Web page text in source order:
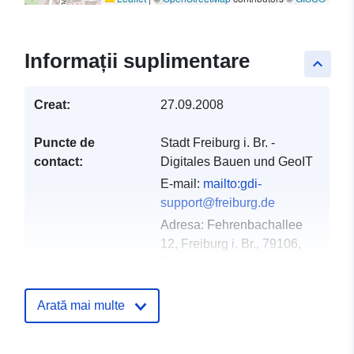
keyboard_arrow_up
Informații suplimentare
Creat: 27.09.2008
Puncte de
contact:
Stadt Freiburg i. Br. -
Digitales Bauen und GeoIT
E-mail: mailto:gdi-
support@freiburg.de
Adresa: Fehrenbachallee
12, Freiburg i. Br., 79106,
Arată mai multe